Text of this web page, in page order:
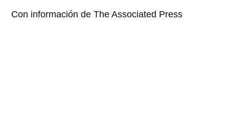
Con información de The Associated Press